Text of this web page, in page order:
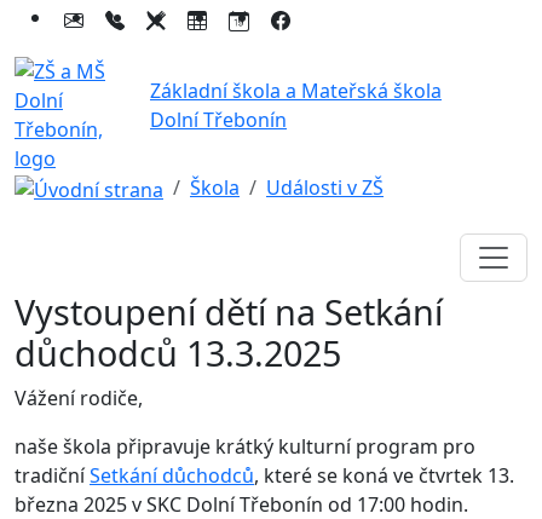
Základní škola a Mateřská škola
Dolní Třebonín
Škola Události v ZŠ
Vystoupení dětí na Setkání
důchodců 13.3.2025
Vážení rodiče,
naše škola připravuje krátký kulturní program pro
tradičníSetkání důchodců, které se koná ve čtvrtek 13.
března 2025 v SKC Dolní Třebonín od 17:00 hodin.